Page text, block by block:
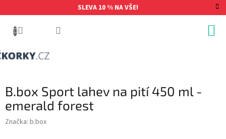
na
SLEVA 10 % NA VŠE!
B.box Sport lahev na pití 450 ml -
emerald forest
Značka: b.box